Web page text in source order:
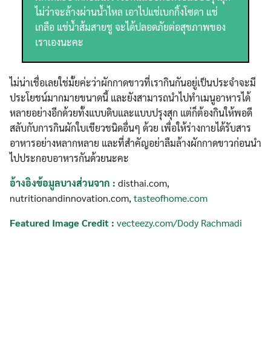
ไม่ว่าจะล้างผ่านน้ำไหล เอาไปแช่เบกกิ้งโซดา แช่
เกลือ แช่น้ำส้มสายชู จะได้ปลอดภัยต่อสุขภาพของ
เราเองนะคะ
ไม่น่าเชื่อเลยใช่มั้ยค่ะว่าผักกาดขาวที่เรากินกันอยู่เป็นประจำจะมี
ประโยชน์มากมายขนาดนี้ และยังสามารถนำไปทำเมนูอาหารได้
หลายอย่างอีกด้วยทั้งแบบดิบและแบบปรุงสุก แต่ก็ต้องกินให้พอดี
สลับกับการกินผักใบเขียวชนิดอื่นๆ ด้วย เพื่อให้ร่างกายได้รับสาร
อาหารอย่างหลากหลาย และที่สำคัญอย่าลืมล้างผักกาดขาวก่อนนำ
ไปประกอบอาหารกันด้วยนะคะ
อ้างอิงข้อมูลบางส่วนจาก : disthai.com,
nutritionandinnovation.com, tasteofhome.com
Featured Image Credit : vecteezy.com/Dody Rachmadi